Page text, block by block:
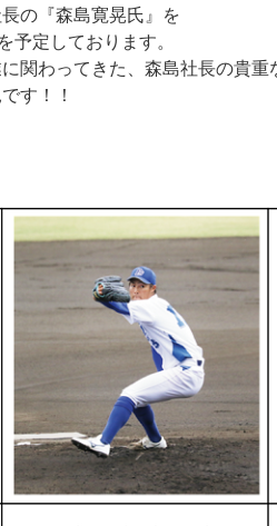
の『森島寛晃氏』を
予定しております。
関わってきた、森島社長の貴重
す！！